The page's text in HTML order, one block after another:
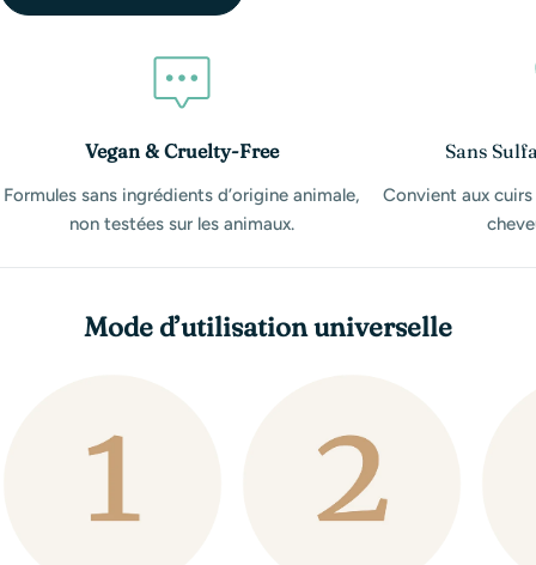
Vegan & Cruelty-Free
Formules sans ingrédients d’origine animale,
non testées sur les animaux.
Sans
Convient aux
Mode d’utilisation universelle